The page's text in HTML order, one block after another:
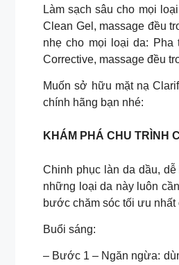
Làm sạch sâu cho mọi
Clean Gel, massage đều
nhẹ cho mọi loại da: Pha
Corrective, massage đều
Muốn sở hữu mặt nạ
chính hãng bạn nhé:
KHÁM PHÁ CHU TRÌNH
Chinh phục làn da dầu,
những loại da này luôn
bước chăm sóc tối ưu nhất
Buổi sáng:
– Bước 1 – Ngăn ngừa: